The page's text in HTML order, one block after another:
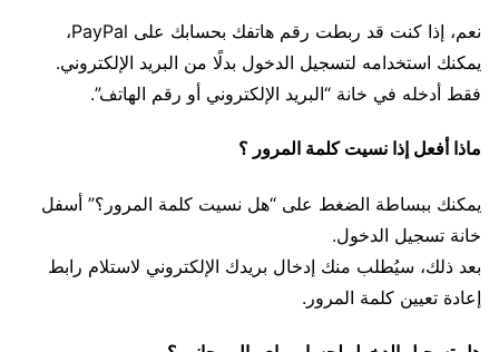
نعم، إذا كنت قد ربطت رقم هاتفك بحسابك على PayPal،
يمكنك استخدامه لتسجيل الدخول بدلًا من البريد الإلكتروني.
فقط أدخله في خانة “البريد الإلكتروني أو رقم الهاتف”.
ماذا أفعل إذا نسيت كلمة المرور ؟
يمكنك ببساطة الضغط على “هل نسيت كلمة المرور؟” أسفل
خانة تسجيل الدخول.
بعد ذلك، سيُطلب منك إدخال بريدك الإلكتروني لاستلام رابط
إعادة تعيين كلمة المرور.